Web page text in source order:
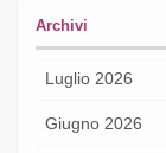
Archivi
Luglio 2026
Giugno 2026